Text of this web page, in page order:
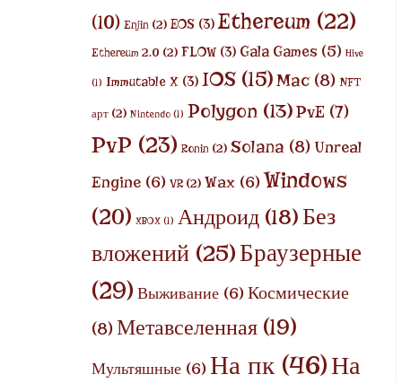
(10) Enjin (2) EOS (3) Ethereum (22)
Ethereum 2.0 (2) FLOW(3) Gala Games (5) Hive
(1) Immutable X (3) IOS (15)Mac (8) NFT
арт (2) Nintendo (1) Polygon (13)PvE (7)
PvP (23) Ronin (2) Solana (8)Unreal
Engine (6) VR(2) Wax (6) Windows
(20) XBOX (1) Андроид (18) Без
вложений (25)Браузерные
(29) Выживание (6) Космические
(8)Метавселенная (19)
Мультяшные (6) На пк (46)На